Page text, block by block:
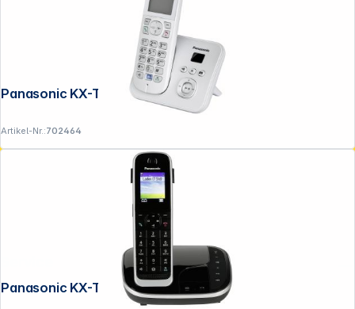
Panasonic KX-TG6821GS perlsilber
Artikel-Nr.:702464
Panasonic KX-TGJ320GB